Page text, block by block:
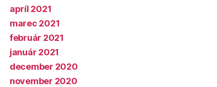
apríl 2021
marec 2021
február 2021
január 2021
december 2020
november 2020